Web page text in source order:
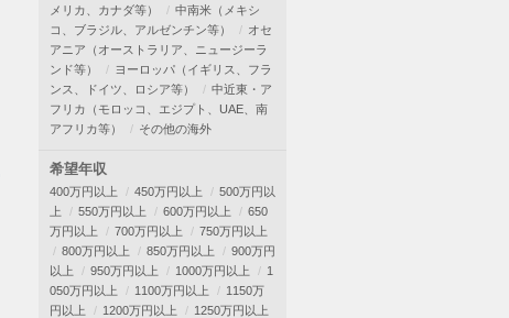
メリカ、カナダ等）
中南米（メキシ
コ、ブラジル、アルゼンチン等）
オセ
アニア（オーストラリア、ニュージーラ
ンド等）
ヨーロッパ（イギリス、フラ
ンス、ドイツ、ロシア等）
中近東・ア
フリカ（モロッコ、エジプト、UAE、南
アフリカ等）
その他の海外
希望年収
400万円以上 450万円以上
500万円以
上
550万円以上 600万円以上
650
万円以上
700万円以上
750万円以上
800万円以上
850万円以上
900万円
以上
950万円以上 1000万円以上
1
050万円以上
1100万円以上
1150万
円以上
1200万円以上
1250万円以上